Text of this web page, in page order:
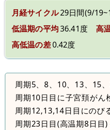
月経サイクル29日間(9/
低温期の平均36.41度 高
高低温の差0.42度
周期5、8、10、13、15
周期10日目に子宮頚がん
周期12,13,14日目にのび
周期23日目(高温期8日目